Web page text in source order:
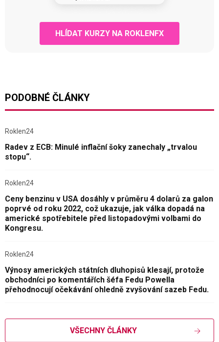
HLÍDAT KURZY NA ROKLENFX
PODOBNÉ ČLÁNKY
Roklen24
Radev z ECB: Minulé inflační šoky zanechaly „trvalou
stopu“.
Roklen24
Ceny benzinu v USA dosáhly v průměru 4 dolarů za galon
poprvé od roku 2022, což ukazuje, jak válka dopadá na
americké spotřebitele před listopadovými volbami do
Kongresu.
Roklen24
Výnosy amerických státních dluhopisů klesají, protože
obchodníci po komentářích šéfa Fedu Powella
přehodnocují očekávání ohledně zvyšování sazeb Fedu.
VŠECHNY ČLÁNKY